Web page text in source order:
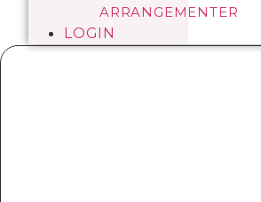
ARRANGEMENTER
LOGIN